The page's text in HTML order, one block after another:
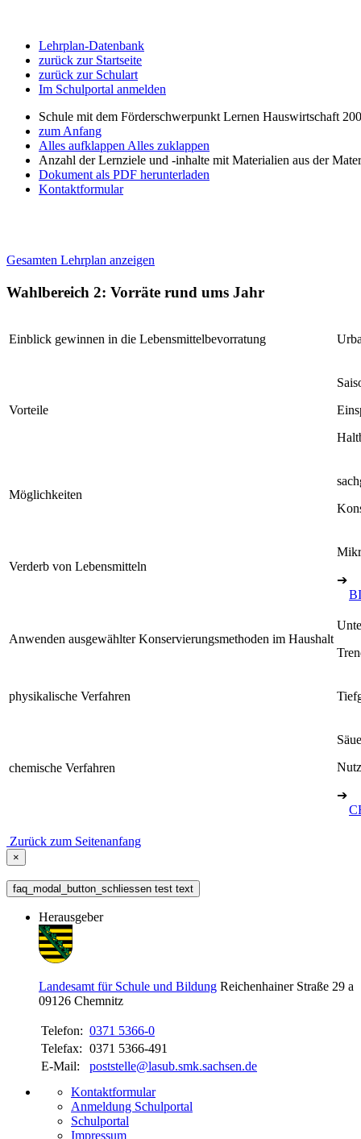
Lehrplan-Datenbank
zurück zur Startseite
zurück zur Schulart
Im Schulportal anmelden
Schule mit dem Förderschwerpunkt Lernen Hauswirtschaft
zum Anfang
Alles aufklappen Alles zuklappen
Anzahl der Lernziele und -inhalte mit Materialien aus der
Dokument als PDF herunterladen
Kontaktformular
Gesamten Lehrplan anzeigen
Wahlbereich 2: Vorräte rund ums Jahr
Einblick gewinnen in die Lebensmittelbevorratung
Vorteile
Möglichkeiten
Verderb von Lebensmitteln
➔
Anwenden ausgewählter Konservierungsmethoden im Haushalt
physikalische Verfahren
chemische Verfahren
➔
Zurück zum Seitenanfang
×
faq_modal_button_schliessen test text
Herausgeber
Landesamt für Schule und Bildung Reichenhainer Straße 29 a
09126 Chemnitz
Telefon: 0371 5366-0
Telefax: 0371 5366-491
E-Mail:
poststelle@lasub.smk.sachsen.de
Kontaktformular
Anmeldung Schulportal
Schulportal
Impressum